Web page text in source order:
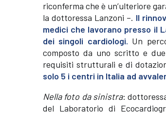
riconferma che è un’ulteriore
la dottoressa Lanzoni –. Il
medici che lavorano presso il
dei singoli cardiologi. Un
composto da uno scritto e
requisiti strutturali e di
solo 5 i centri in Italia ad
Nella foto da sinistra:
del Laboratorio di